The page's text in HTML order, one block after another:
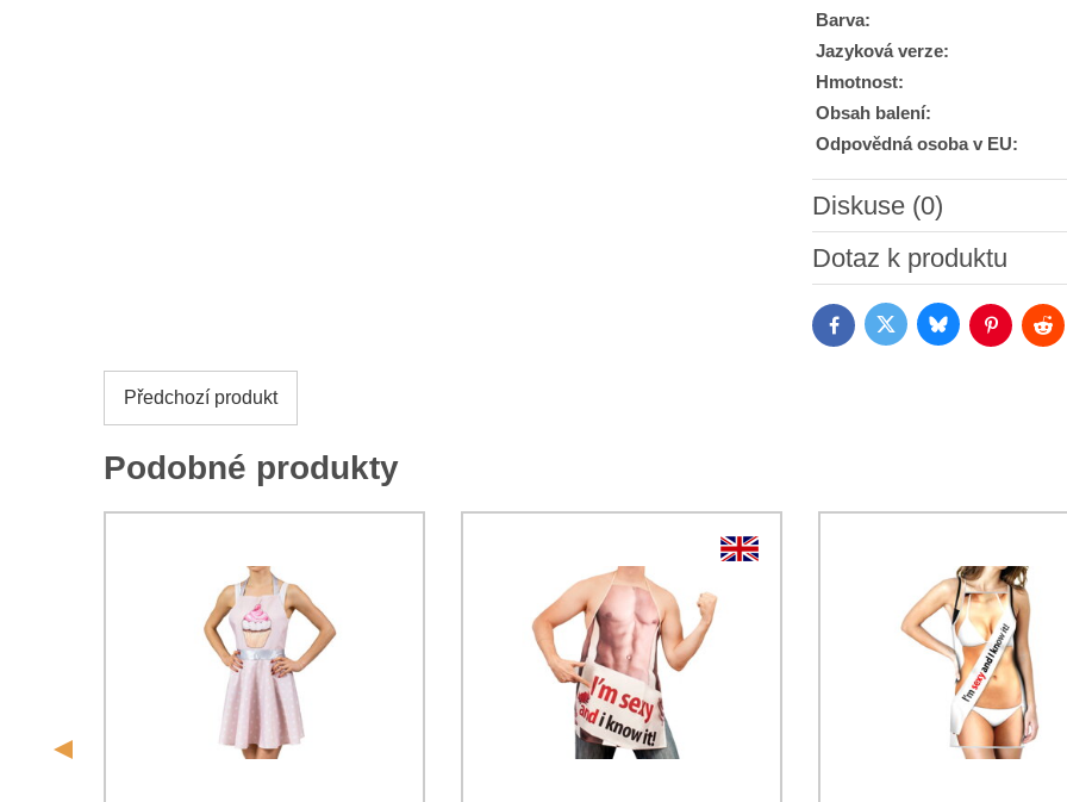
Barva:
Jazyková verze:
Hmotnost:
Obsah balení:
Odpovědná osoba v EU:
Diskuse (0)
Nový komentář
jsem se s podmínkamiOchrany
Dotaz k produktu
FacebookTwitter BlueskyPinterest
Předchozí produkt
Podobné produkty